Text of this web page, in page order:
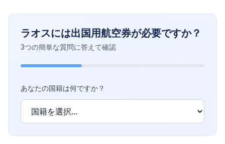
ラオスには出国用航空券が必要ですか？
3つの簡単な質問に答えて確認
あなたの国籍は何ですか？